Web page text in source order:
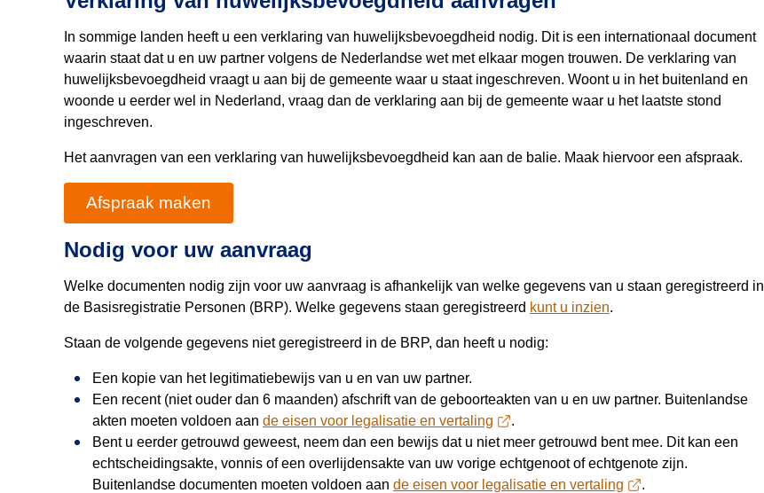
In sommige landen heeft u een verklaring van huwelijksbevoegdheid nodig. Dit is een internationaal document
waarin staat dat u en uw partner volgens de Nederlandse wet met elkaar mogen trouwen. De verklaring van
huwelijksbevoegdheid vraagt u aan bij de gemeente waar u staat ingeschreven. Woont u in het buitenland en
woonde u eerder wel in Nederland, vraag dan de verklaring aan bij de gemeente waar u het laatste stond
ingeschreven.
Het aanvragen van een verklaring van huwelijksbevoegdheid kan aan de balie. Maak hiervoor een afspraak.
Afspraak maken
Nodig voor uw aanvraag
Welke documenten nodig zijn voor uw aanvraag is afhankelijk van welke gegevens van u staan geregistreerd in
de Basisregistratie Personen (BRP). Welke gegevens staan geregistreerd kunt u inzien.
Staan de volgende gegevens niet geregistreerd in de BRP, dan heeft u nodig:
Een kopie van het legitimatiebewijs van u en van uw partner.
Een recent (niet ouder dan 6 maanden) afschrift van de geboorteakten van u en uw partner. Buitenlandse
akten moeten voldoen aan de eisen voor legalisatie en vertaling
.
Bent u eerder getrouwd geweest, neem dan een bewijs dat u niet meer getrouwd bent mee. Dit kan een
echtscheidingsakte, vonnis of een overlijdensakte van uw vorige echtgenoot of echtgenote zijn.
Buitenlandse documenten moeten voldoen aan de eisen voor legalisatie en vertaling
.